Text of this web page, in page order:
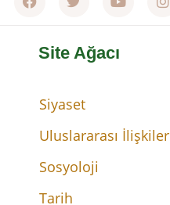
Site Ağacı
Siyaset
Uluslararası İlişkiler
Sosyoloji
Tarih